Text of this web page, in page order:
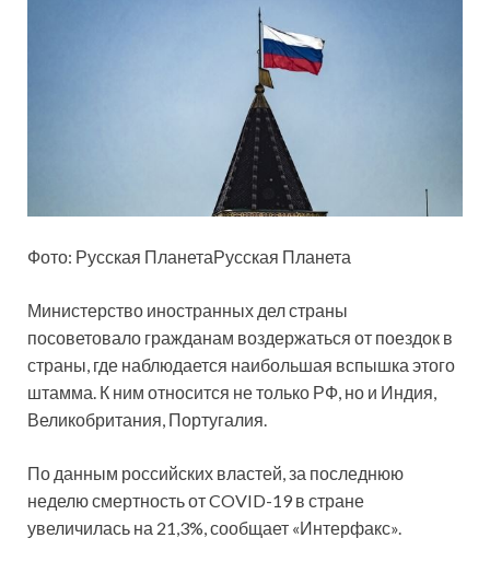
Фото: Русская ПланетаРусская Планета
Министерство иностранных дел страны
посоветовало гражданам воздержаться от поездок в
страны, где наблюдается наибольшая вспышка этого
штамма. К ним относится не только РФ, но и Индия,
Великобритания, Португалия.
По данным российских властей, за последнюю
неделю смертность от COVID-19 в стране
увеличилась на 21,3%, сообщает «Интерфакс».